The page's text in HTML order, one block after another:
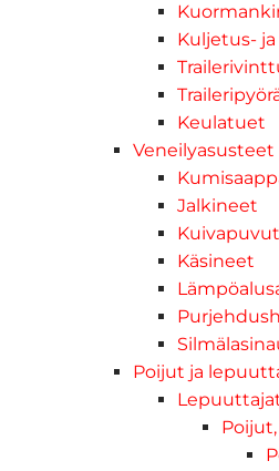
Kuljetus-
Keulatuet
Veneilyasusteet
Jalkineet
Kuivapuvut
Käsineet
Poijut ja